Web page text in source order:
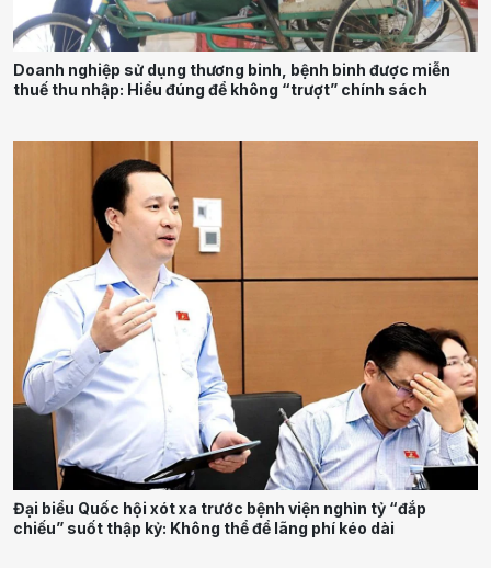
Doanh nghiệp sử dụng thương binh, bệnh binh được miễn
thuế thu nhập: Hiểu đúng để không “trượt” chính sách
Đại biểu Quốc hội xót xa trước bệnh viện nghìn tỷ “đắp
chiếu” suốt thập kỷ: Không thể để lãng phí kéo dài